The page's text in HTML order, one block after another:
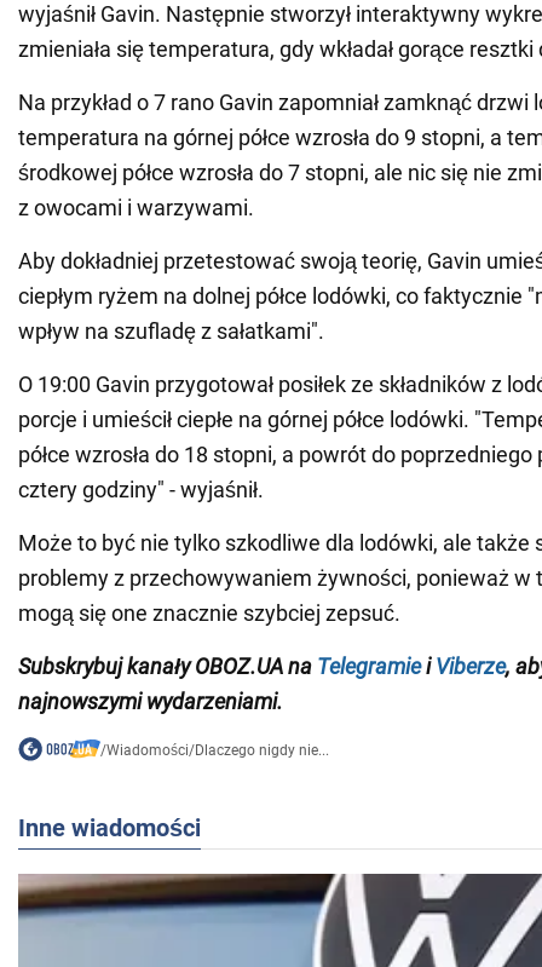
wyjaśnił Gavin. Następnie stworzył interaktywny
zmieniała się temperatura, gdy wkładał gorące
Na przykład o 7 rano Gavin zapomniał zamknąć drzwi
temperatura na górnej półce wzrosła do 9 stopni, a
środkowej półce wzrosła do 7 stopni, ale nic się nie
z owocami i warzywami.
Aby dokładniej przetestować swoją teorię, Gavin
ciepłym ryżem na dolnej półce lodówki, co faktycznie
wpływ na szufladę z sałatkami".
O 19:00 Gavin przygotował posiłek ze składników z
porcje i umieścił ciepłe na górnej półce lodówki.
półce wzrosła do 18 stopni, a powrót do poprzedniego
cztery godziny" - wyjaśnił.
Może to być nie tylko szkodliwe dla lodówki, ale także
problemy z przechowywaniem żywności, ponieważ w
mogą się one znacznie szybciej zepsuć.
SubskrybujkanałyOBOZ.UA na TelegramieiViberze,
najnowszymi wydarzeniami.
/Wiadomości/Dlaczego nigdy nie...
Inne wiadomości